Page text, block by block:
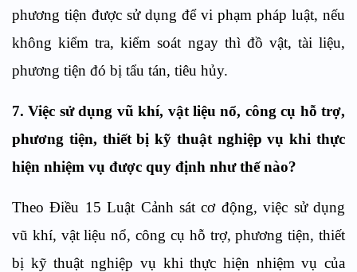
phương tiện được sử dụng để vi phạm pháp luật, nếu
không kiểm tra, kiểm soát ngay thì đồ vật, tài liệu,
phương tiện đó bị tẩu tán, tiêu hủy.
7.Việc sử dụng vũ khí, vật liệu nổ, công cụ hỗ trợ,
phương tiện, thiết bị kỹ thuật nghiệp vụ khi thực
hiện nhiệm vụ được quy định như thế nào?
Theo Điều 15 Luật Cảnh sát cơ động, việc sử dụng
vũ khí, vật liệu nổ, công cụ hỗ trợ, phương tiện, thiết
bị kỹ thuật nghiệp vụ khi thực hiện nhiệm vụ của